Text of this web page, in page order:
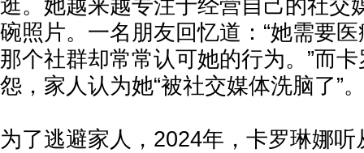
逛。她越来越专注于经营自己的社交
碗照片。一名朋友回忆道：“她需要
那个社群却常常认可她的行为。”而
怨，家人认为她“被社交媒体洗脑了”
为了逃避家人，2024年，卡罗琳娜